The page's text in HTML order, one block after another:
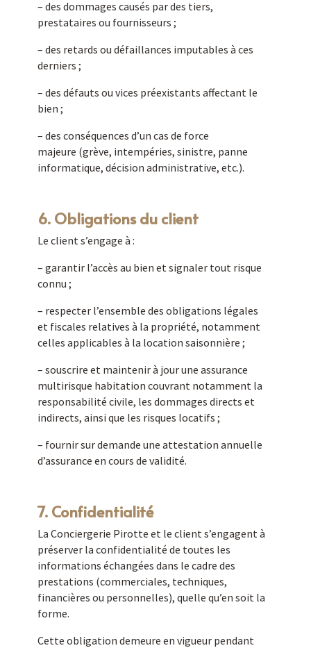
– des dommages causés par des tiers,
prestataires ou fournisseurs ;
– des retards ou défaillances imputables à ces
derniers ;
– des défauts ou vices préexistants affectant le
bien ;
– des conséquences d’un cas de force
majeure (grève, intempéries, sinistre, panne
informatique, décision administrative, etc.).
6. Obligations du client
Le client s’engage à :
– garantir l’accès au bien et signaler tout risque
connu ;
– respecter l’ensemble des obligations légales
et fiscales relatives à la propriété, notamment
celles applicables à la location saisonnière ;
– souscrire et maintenir à jour une assurance
multirisque habitation couvrant notamment la
responsabilité civile, les dommages directs et
indirects, ainsi que les risques locatifs ;
– fournir sur demande une attestation annuelle
d’assurance en cours de validité.
7. Confidentialité
La Conciergerie Pirotte et le client s’engagent à
préserver la confidentialité de toutes les
informations échangées dans le cadre des
prestations (commerciales, techniques,
financières ou personnelles), quelle qu’en soit la
forme.
Cette obligation demeure en vigueur pendant